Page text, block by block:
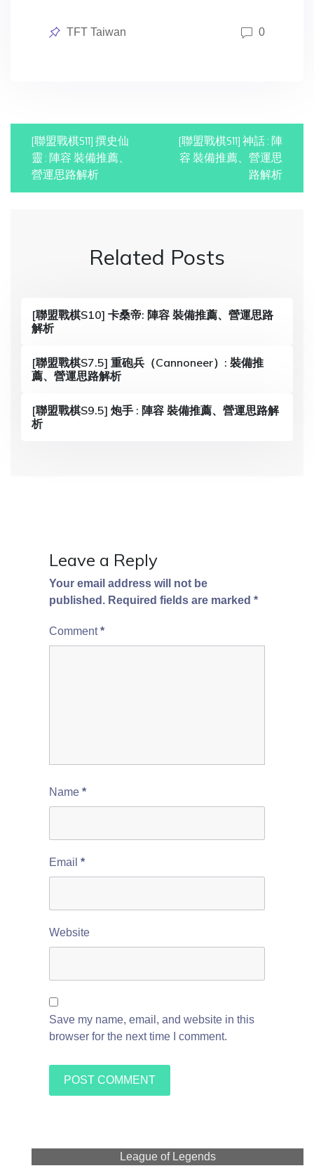
Posted
TFT Taiwan 0
s
[聯盟戰棋S11] 撰史仙
靈 : 陣容 裝備推薦、
營運思路解析
[聯盟戰棋S11] 神話 : 陣
容 裝備推薦、營運思
路解析
Related Posts
[聯盟戰棋S10] 卡桑帝: 陣容 裝備推薦、營運思路
解析
[聯盟戰棋S7.5] 重砲兵（Cannoneer）: 裝備推
薦、營運思路解析
[聯盟戰棋S9.5] 炮手 : 陣容 裝備推薦、營運思路解
析
Leave a Reply
Your email address will not be
published. Required fields are marked *
Comment*
Name *
Email *
Website
Save my name, email, and website in this
browser for the next time I comment.
League of Legends